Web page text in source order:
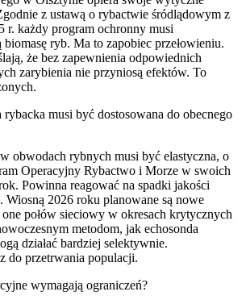
z ustawą o rybactwie śródlądowym z
r. każdy program ochronny musi
ryb. Ma to zapobiec przełowieniu.
że bez zapewnienia odpowiednich
zarybienia nie przyniosą efektów. To
musi być dostosowana do obecnego
obwodach rybnych musi być elastyczna, o
Operacyjny Rybactwo i Morze w swoich
Powinna reagować na spadki jakości
Wiosną 2026 roku planowane są nowe
połów sieciowy w okresach krytycznych
metodom, jak echosonda
działać bardziej selektywnie.
do przetrwania populacji.
wymagają ograniczeń?